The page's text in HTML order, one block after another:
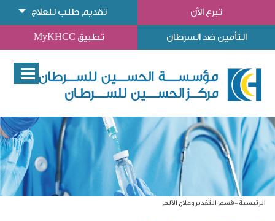
تبرع الآن تقديم طلب للعلاج
التأمين ضد السرطان تطبيق MyKHCC
الرئيسية قسم التخدير وعلاج الألم